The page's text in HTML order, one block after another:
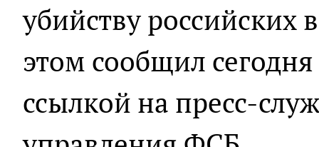
убийству
этом сообщил сегодня
ссылкой на пресс-